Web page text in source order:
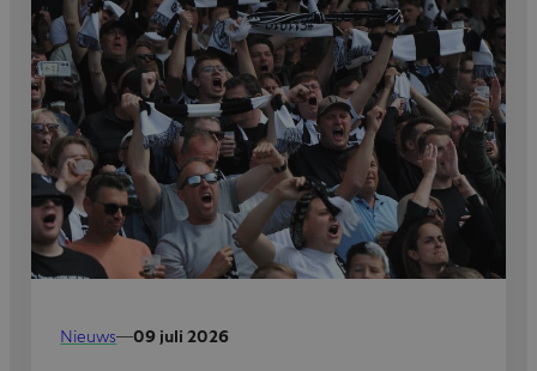
Nieuws—09 juli 2026